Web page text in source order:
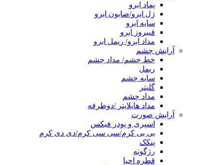
پماد ابرو
ژل ابرو/صابون ابرو
سایه ابرو
فیبروز ابرو
مداد ابرو/ ریمل ابرو
آرایش چشم
خط چشم/ مداد چشم
ریمل
سایه چشم
گلیتر
مداد چشم
مداد هایلایتر /دوطرفه
آرایش صورت
اسپری و پودر فیکس
بی بی کرم/سی سی کرم/دی دی کرم
پنکک
رژگونه
قطره احیا